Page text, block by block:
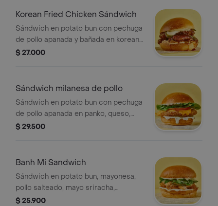
Korean Fried Chicken Sándwich
Sándwich en potato bun con pechuga
de pollo apanada y bañada en korean
hot sauce, kimchi coleslaw, asian
$ 27.000
Sándwich milanesa de pollo
Sándwich en potato bun con pechuga
de pollo apanada en panko, queso,
lechuga, tomate, pepinillos y mayo ajo
$ 29.500
Banh Mi Sandwich
Sándwich en potato bun, mayonesa,
pollo salteado, mayo sriracha,
encurtido asiático y ensaladilla de
$ 25.900